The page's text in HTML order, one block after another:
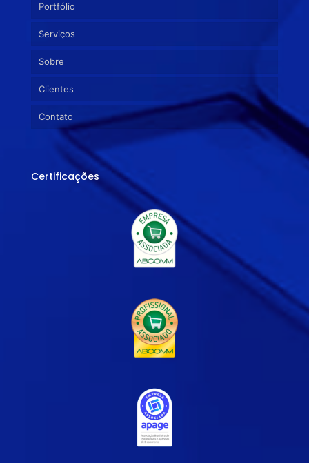
Portfólio
Serviços
Sobre
Clientes
Contato
Certificações